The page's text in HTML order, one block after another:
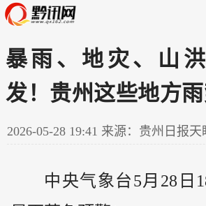
暴雨、地灾、山
发！贵州这些地方
2026-05-28 19:41 来源：贵州日报天
中央气象台5月28日